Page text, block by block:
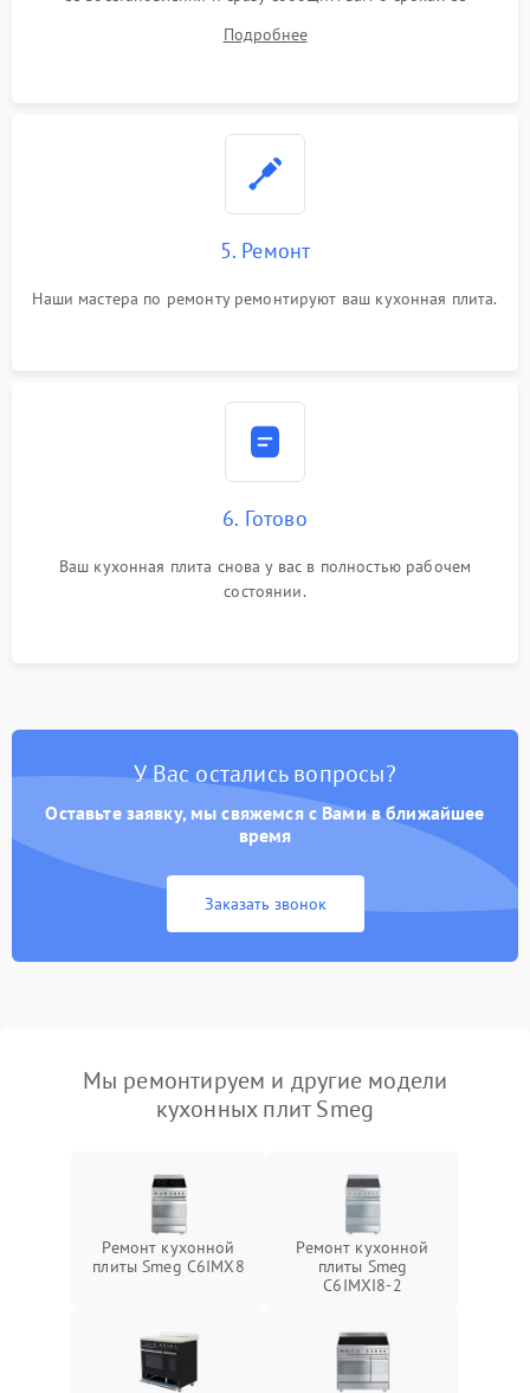
Подробнее
5. Ремонт
Наши мастера по ремонту ремонтируют ваш кухонная плита.
6. Готово
Ваш кухонная плита снова у вас в полностью рабочем
состоянии.
У Вас остались вопросы?
Оставьте заявку, мы свяжемся с Вами в ближайшее
время
Заказать звонок
Мы ремонтируем и другие модели
кухонных плит Smeg
Ремонт кухонной
плиты Smeg C6IMX8
Ремонт кухонной
плиты Smeg
C6IMXI8-2